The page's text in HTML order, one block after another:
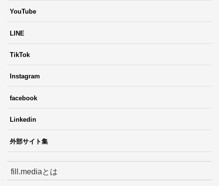
YouTube
LINE
TikTok
Instagram
facebook
Linkedin
外部サイト集
fill.mediaとは